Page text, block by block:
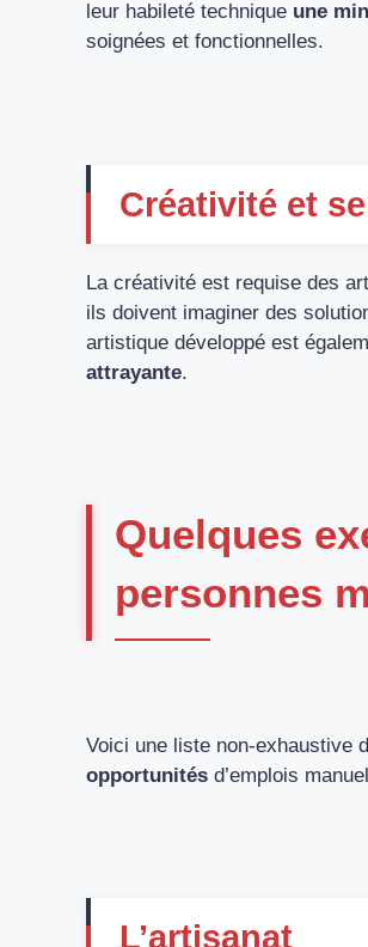
leur habileté technique une
soignées et fonctionnelles.
Créativité et
La créativité est requise des
ils doivent imaginer des
artistique développé est
attrayante.
Quelques
personnes
Voici une liste non-exhaustive
opportunités d’emplois
L’artisanat